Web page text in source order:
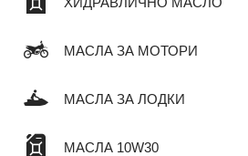
МАСЛА ЗА МОТОРИ
МАСЛА ЗА ЛОДКИ
МАСЛА 10W30